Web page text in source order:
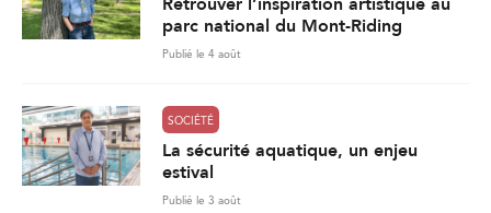
parc national du Mont-Riding
Publié le 4 août
SOCIÉTÉ
La sécurité aquatique, un enjeu
estival
Publié le 3 août